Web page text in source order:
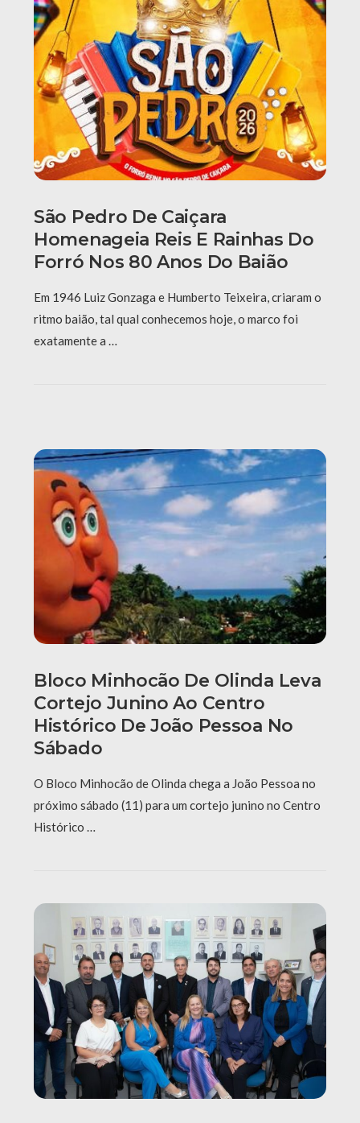
São Pedro De Caiçara
Homenageia Reis E Rainhas Do
Forró Nos 80 Anos Do Baião
Em 1946 Luiz Gonzaga e Humberto Teixeira, criaram o
ritmo baião, tal qual conhecemos hoje, o marco foi
exatamente a …
Bloco Minhocão De Olinda Leva
Cortejo Junino Ao Centro
Histórico De João Pessoa No
Sábado
O Bloco Minhocão de Olinda chega a João Pessoa no
próximo sábado (11) para um cortejo junino no Centro
Histórico …